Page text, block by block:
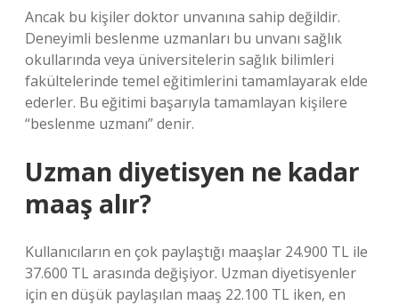
Ancak bu kişiler doktor unvanına sahip değildir.
Deneyimli beslenme uzmanları bu unvanı sağlık
okullarında veya üniversitelerin sağlık bilimleri
fakültelerinde temel eğitimlerini tamamlayarak elde
ederler. Bu eğitimi başarıyla tamamlayan kişilere
“beslenme uzmanı” denir.
Uzman diyetisyen ne kadar
maaş alır?
Kullanıcıların en çok paylaştığı maaşlar 24.900 TL ile
37.600 TL arasında değişiyor. Uzman diyetisyenler
için en düşük paylaşılan maaş 22.100 TL iken, en